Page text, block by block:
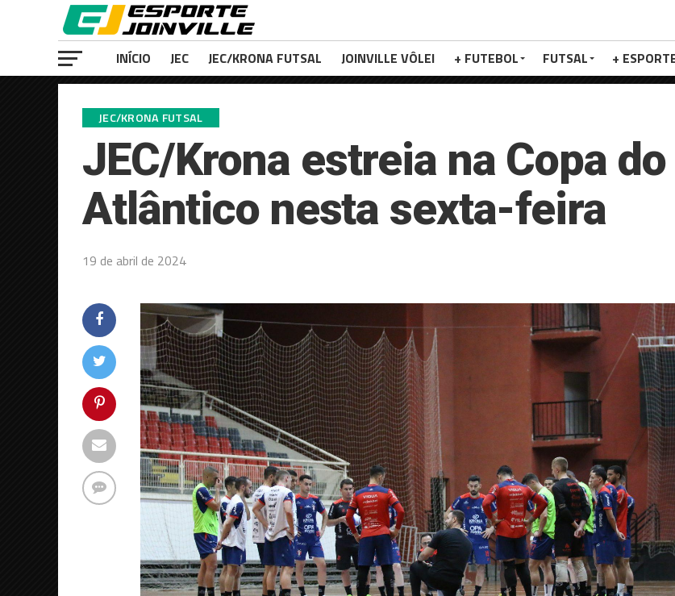
INÍCIO JEC JEC/KRONA FUTSAL JOINVILLE VÔLEI + FUTEBOL FUTSAL +
JEC/KRONA FUTSAL
JEC/Krona estreia na Copa
Atlântico nesta sexta-feira
19 de abril de 2024